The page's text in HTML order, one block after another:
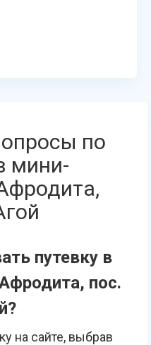
по
мини-
путевку в
пос.
на сайте, выбрав